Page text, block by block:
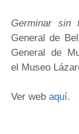
Germinar
General de
General de
el Museo
Ver web aquí.